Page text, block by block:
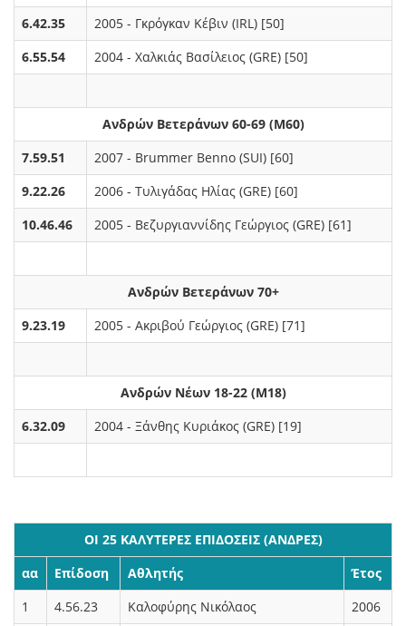
6.42.35
2005 - Γκρόγκαν Κέβιν (IRL) [50]
6.55.54
2004 - Χαλκιάς Βασίλειος (GRE) [50]
Ανδρών Βετεράνων 60-69 (M60)
7.59.51
2007 - Brummer Benno (SUI) [60]
9.22.26
2006 - Τυλιγάδας Ηλίας (GRE) [60]
10.46.46
2005 - Βεζυργιαννίδης Γεώργιος (GRE) [61]
Ανδρών Βετεράνων 70+
9.23.19
2005 - Ακριβού Γεώργιος (GRE) [71]
Ανδρών Νέων 18-22 (M18)
6.32.09
2004 - Ξάνθης Κυριάκος (GRE) [19]
ΟΙ 25 ΚΑΛΥΤΕΡΕΣ ΕΠΙΔΟΣΕΙΣ (ΑΝΔΡΕΣ)
αα
Επίδοση Αθλητής
Έτος
1
4.56.23 Καλοφύρης Νικόλαος 2006